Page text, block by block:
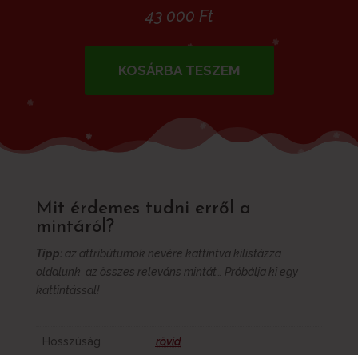
43 000 Ft
KOSÁRBA TESZEM
Mit érdemes tudni erről a
mintáról?
Tipp:az attribútumok nevére kattintva kilistázza
oldalunk az összes releváns mintát… Próbálja ki egy
kattintással!
Hosszúság rövid